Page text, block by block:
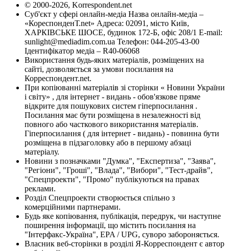
© 2000-2026, Korrespondent.net
Суб'єкт у сфері онлайн-медіа Назва онлайн-медіа –
«КореспонденТ.net» Адреса: 02091, місто Київ,
ХАРКІВСЬКЕ ШОСЕ, будинок 172-Б, офіс 208/1 E-mail:
sunlight@mediadim.com.ua Телефон: 044-205-43-00
Ідентифікатор медіа – R40-06068
Використання будь-яких матеріалів, розміщених на
сайті, дозволяється за умови посилання на
Корреспондент.net.
При копіюванні матеріалів зі сторінки « Новини України
і світу» , для інтернет - видань - обов'язкове пряме
відкрите для пошукових систем гіперпосилання .
Посилання має бути розміщена в незалежності від
повного або часткового використання матеріалів.
Гіперпосилання ( для інтернет - видань) - повинна бути
розміщена в підзаголовку або в першому абзаці
матеріалу.
Новини з позначками "Думка", "Експертиза", "Заява",
"Регіони", "Гроші", "Влада", "Вибори", "Тест-драйв",
"Спецпроекти", "Промо" публікуються на правах
реклами.
Розділ Спецпроекти створюється спільно з
комерційними партнерами.
Будь яке копіювання, публікація, передрук, чи наступне
поширення інформації, що містить посилання на
"Інтерфакс-Україна", EPA / UPG, суворо забороняється.
Власник веб-сторінки в розділі Я-Корреспондент є автор